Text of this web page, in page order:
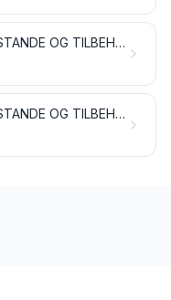
BEKLÆDNINGSGENSTANDE OG TILBEHØR TIL BEKLÆDNINGSGENSTANDE, AF TRIKOTAGE
BEKLÆDNINGSGENSTANDE OG TILBEHØR TIL BEKLÆDNINGSGENSTANDE, UNDTAGEN VARER AF TRIKOTAGE